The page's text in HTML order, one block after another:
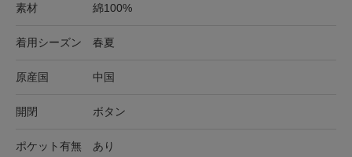
素材 綿100%
着用シーズン 春夏
原産国 中国
開閉 ボタン
ポケット有無 あり